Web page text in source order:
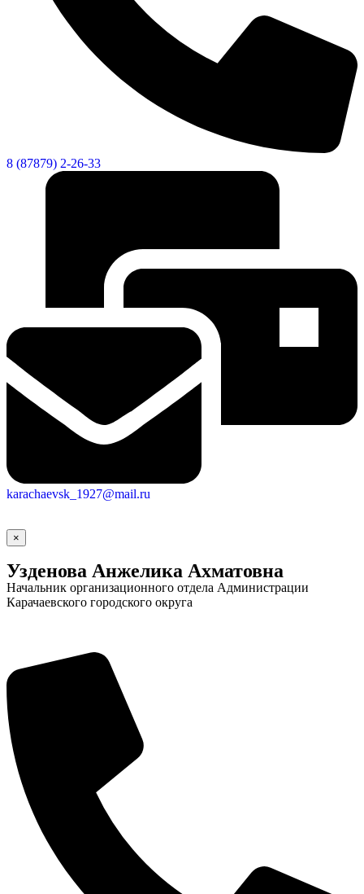
Городская Среда
8 (87879) 2-26-33
karachaevsk_1927@mail.ru
×
Узденова Анжелика Ахматовна
Начальник организационного отдела Администрации
Карачаевского городского округа